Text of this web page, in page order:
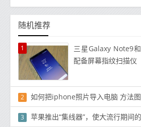
随机推荐
1
三星Galaxy Note9
配备屏幕指纹扫描仪
2 如何把iphone照片导入电脑 方法
3 苹果推出“集线器”，使大流行期间